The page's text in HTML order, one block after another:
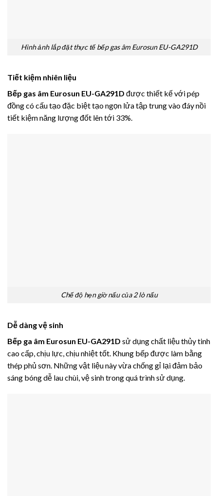
Hình ảnh lắp đặt thực tế bếp gas âm Eurosun EU-GA291D
Tiết kiệm nhiên liệu
Bếp gas âm Eurosun EU-GA291D được thiết kế với pép
đồng có cấu tạo đặc biệt tạo ngọn lửa tập trung vào đáy nồi
tiết kiệm năng lượng đốt lên tới 33%.
Chế độ hẹn giờ nấu của 2 lò nấu
Dễ dàng vệ sinh
Bếp ga âm Eurosun EU-GA291D sử dụng chất liệu thủy tinh
cao cấp, chịu lực, chịu nhiệt tốt. Khung bếp được làm bằng
thép phủ sơn. Những vật liệu này vừa chống gỉ lại đảm bảo
sáng bóng dễ lau chùi, vệ sinh trong quá trình sử dụng.